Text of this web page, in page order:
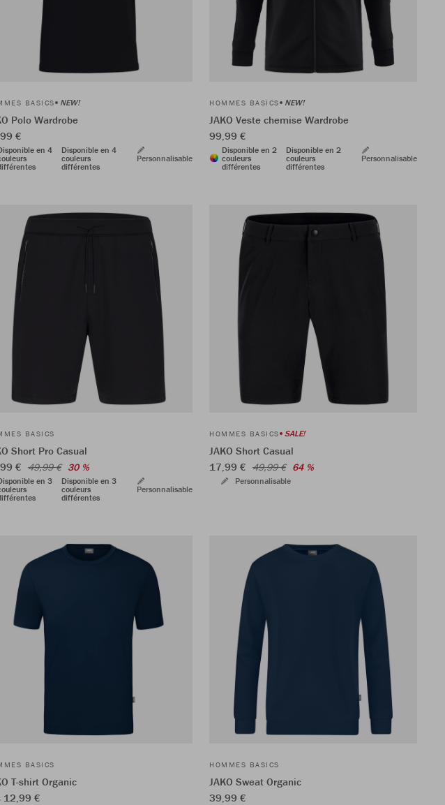
BASICS NEW!
Polo Wardrobe
€
en 4
Disponible en 4
couleurs
différentes
Personnalisable
HOMMES BASICS NEW!
JAKO Veste chemise Wardrobe
99,99 €
Disponible en 2
couleurs
différentes
Disponible en 2
couleurs
différentes
Personnalisable
BASICS
Short Pro Casual
€ 49,99 € 30 %
en 3
Disponible en 3
couleurs
différentes
Personnalisable
HOMMES BASICS SALE!
JAKO Short Casual
17,99 € 49,99 € 64 %
Personnalisable
BASICS
T-shirt Organic
12,99 €
HOMMES BASICS
JAKO Sweat Organic
39,99 €